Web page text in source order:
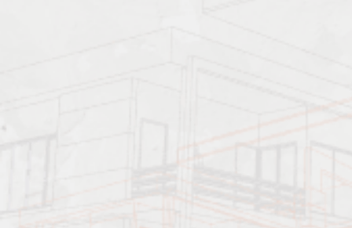
образования, дидактические и интерактивные методики